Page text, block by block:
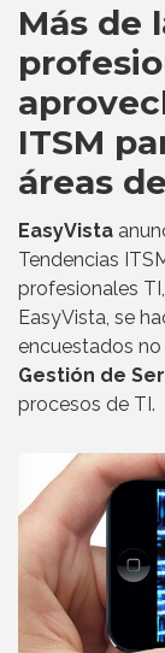
Más de
ITSM
áreas
EasyVista
Tendencias
profesionales
EasyVista, se
encuestados
Gestión de
procesos de TI.